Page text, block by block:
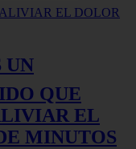
UN
QUE
EL
MINUTOS